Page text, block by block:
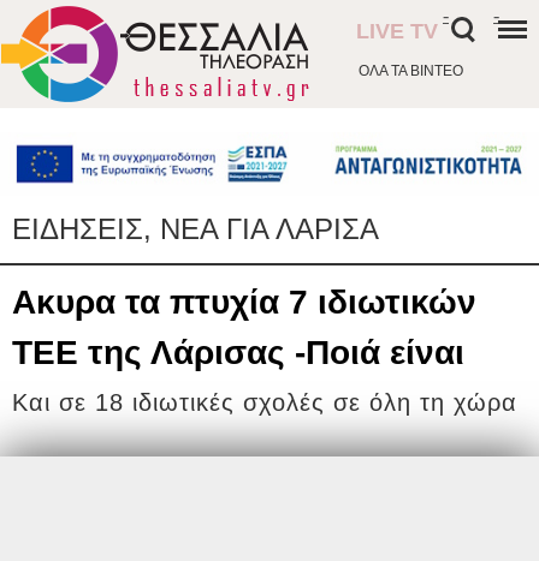
ΟΛΑ ΤΑ ΒΙΝΤΕΟ
LIVE TV
- -
ΕΙΔΗΣΕΙΣ, ΝΕΑ ΓΙΑ ΛΑΡΙΣΑ
Ακυρα τα πτυχία 7 ιδιωτικών
ΤΕΕ της Λάρισας -Ποιά είναι
Και σε 18 ιδιωτικές σχολές σε όλη τη χώρα